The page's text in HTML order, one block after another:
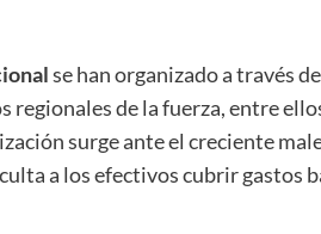
se han organizado a través
regionales de la fuerza, entre
surge ante el creciente
a los efectivos cubrir gastos